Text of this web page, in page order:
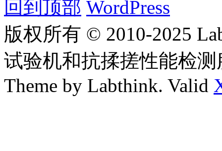
回到顶部 WordPress
版权所有 © 2010-2025
试验机和抗揉搓性能检
Theme by Labthink. Valid